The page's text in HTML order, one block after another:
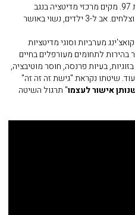
בן 49. מדריך מוסמך למדיטציות משנת 97. מקים מרכזי מדיטציה בנגב
ובכרמל. מאמן רוחני, מחבר 2 ספרים מוצלחים. אב ל-3 ילדים, נשוי באושר
מערביות וסוגי מדיטציות
בהירות לתחומים מעורפלים בחיים
בעיות פרנסה, חוסר מוטיבציה,
שיטתו נקראת "גישת זה זה זה"
אישור לעצמו" תרגול השיטה